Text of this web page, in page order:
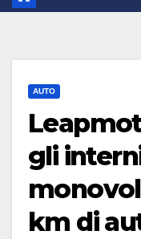
AUTO
gli
km di